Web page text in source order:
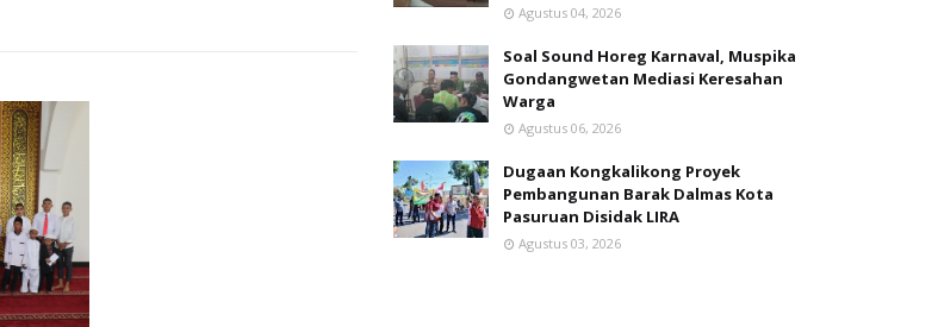
Agustus 04, 2026
Soal Sound Horeg Karnaval, Muspika
Gondangwetan Mediasi Keresahan
Warga
Agustus 06, 2026
Dugaan Kongkalikong Proyek
Pembangunan Barak Dalmas Kota
Pasuruan Disidak LIRA
Agustus 03, 2026